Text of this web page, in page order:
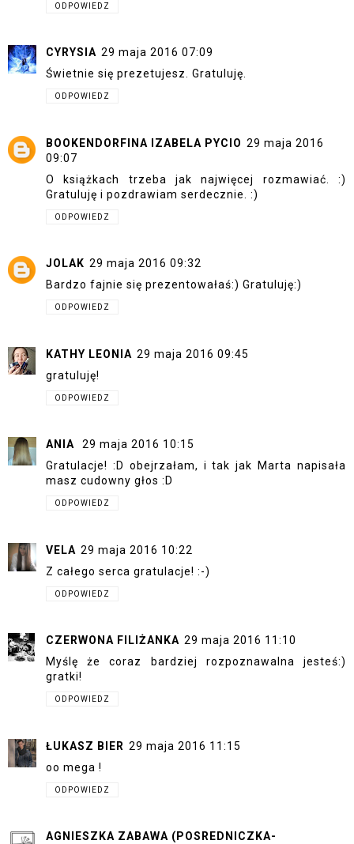
ODPOWIEDZ
CYRYSIA 29 maja 2016 07:09
Świetnie się prezetujesz. Gratuluję.
ODPOWIEDZ
BOOKENDORFINA IZABELA PYCIO 29 maja 2016
09:07
O książkach trzeba jak najwięcej rozmawiać. :)
Gratuluję i pozdrawiam serdecznie. :)
ODPOWIEDZ
JOLAK 29 maja 2016 09:32
Bardzo fajnie się prezentowałaś:) Gratuluję:)
ODPOWIEDZ
KATHY LEONIA 29 maja 2016 09:45
gratuluję!
ODPOWIEDZ
ANIA
29 maja 2016 10:15
Gratulacje! :D obejrzałam, i tak jak Marta napisała
masz cudowny głos :D
ODPOWIEDZ
VELA 29 maja 2016 10:22
Z całego serca gratulacje! :-)
ODPOWIEDZ
CZERWONA FILIŻANKA 29 maja 2016 11:10
Myślę że coraz bardziej rozpoznawalna jesteś:)
gratki!
ODPOWIEDZ
ŁUKASZ BIER 29 maja 2016 11:15
oo mega !
ODPOWIEDZ
AGNIESZKA ZABAWA (POSREDNICZKA-